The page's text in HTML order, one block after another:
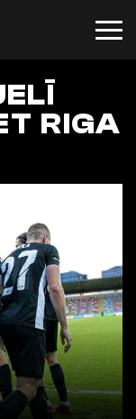
RIGA